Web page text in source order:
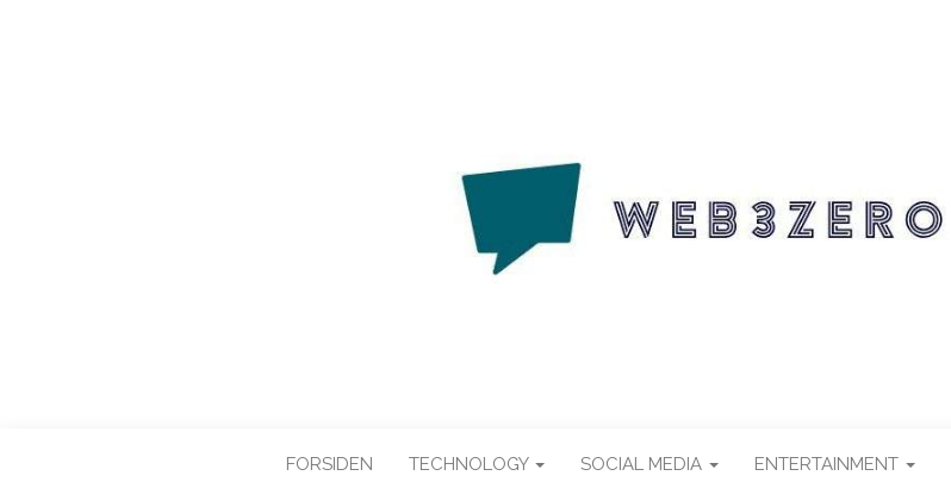
WEB3ZERO.DK
FORSIDEN TECHNOLOGY SOCIAL MEDIA ENTERTAINMENT